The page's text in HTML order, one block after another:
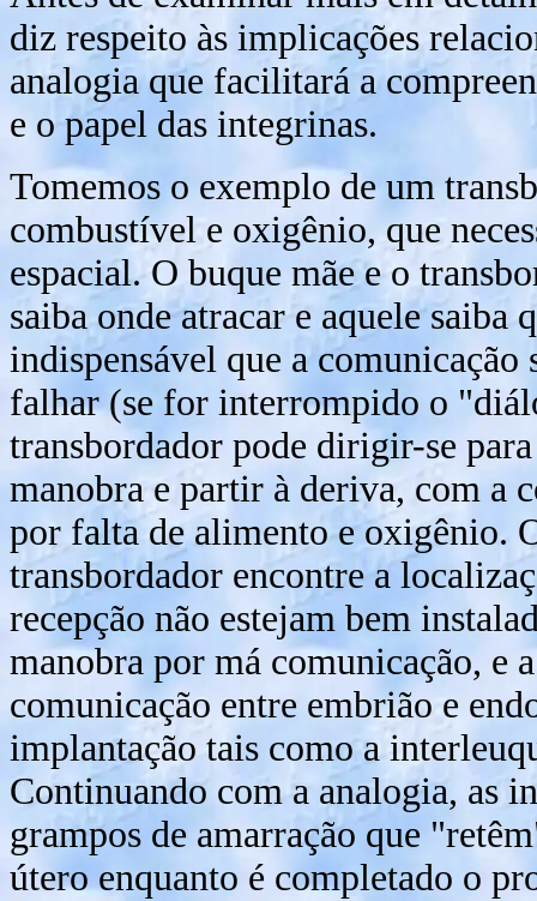
diz respeito às implicações
analogia que facilitará a
e o papel das integrinas.
Tomemos o exemplo de um
combustível e oxigênio, que
espacial. O buque mãe e o
saiba onde atracar e aquele saiba
indispensável que a
falhar (se for interrompido o
transbordador pode dirigir-se
manobra e partir à deriva, com a
por falta de alimento e oxigênio.
transbordador encontre a
recepção não estejam bem
manobra por má comunicação, e
comunicação entre embrião e
implantação tais como a
Continuando com a analogia, as
grampos de amarração que
útero enquanto é completado o